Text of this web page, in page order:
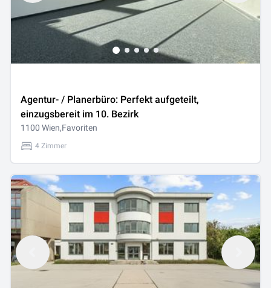
Agentur- / Planerbüro: Perfekt aufgeteilt,
einzugsbereit im 10. Bezirk
1100 Wien,Favoriten
4 Zimmer